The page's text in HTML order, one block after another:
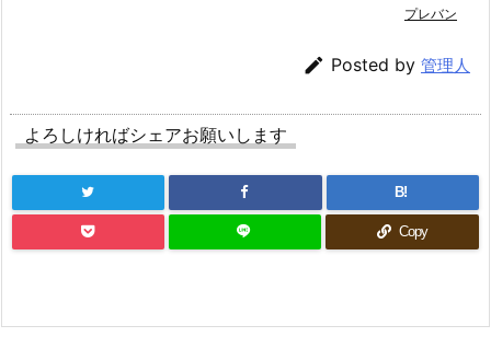
プレバン
 Posted by 管理人
よろしければシェアお願いします
B!
Copy